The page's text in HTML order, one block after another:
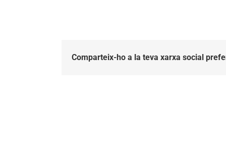
Comparteix-ho a la teva xarxa social